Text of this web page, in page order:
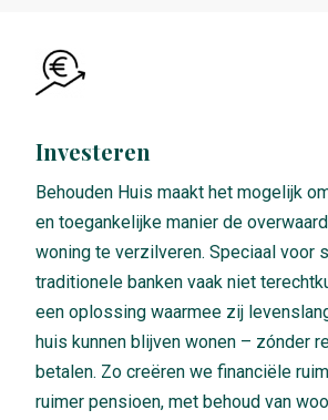
Investeren
Behouden Huis maakt het mogelijk
en toegankelijke manier de
woning te verzilveren. Speciaal voor
traditionele banken vaak niet
een oplossing waarmee zij
huis kunnen blijven wonen – zónder
betalen. Zo creëren we financiële
ruimer pensioen, met behoud van